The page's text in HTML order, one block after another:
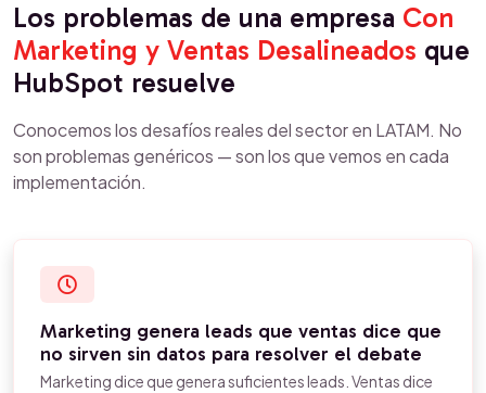
Los problemas de una empresa Con
Marketing y Ventas Desalineados que
HubSpot resuelve
Conocemos los desafíos reales del sector en LATAM. No
son problemas genéricos — son los que vemos en cada
implementación.
Marketing genera leads que ventas dice que
no sirven sin datos para resolver el debate
Marketing dice que genera suficientes leads. Ventas dice